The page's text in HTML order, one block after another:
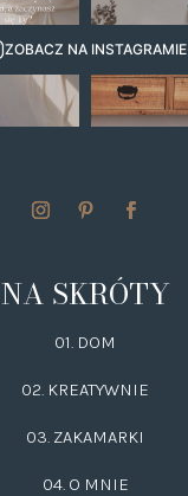
ZOBACZ NA INSTAGRAMIE
NA SKRÓTY
01. DOM
02. KREATYWNIE
03. ZAKAMARKI
04. O MNIE